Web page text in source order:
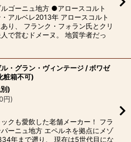
ゴーニュ地方 ●アロースコルト
アルベレ2013年 アロースコルト
り、 フランク・フォラン氏とクリ
で営むドメーヌ。 地質学者だっ
・グラン・ヴィンテージ / ボワゼ
粧箱不可)
)
円)
クも愛飲した老舗メーカー！ フラ
ーニュ地方 エペルネを拠点にメゾ
年まで遡り、 現在は5世代目にな